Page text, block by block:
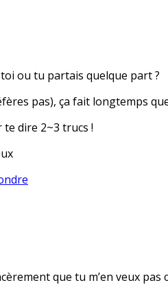
toi ou tu partais quelque part ?
pas), ça fait longtemps
dire 2~3 trucs !
que tu m’en veux